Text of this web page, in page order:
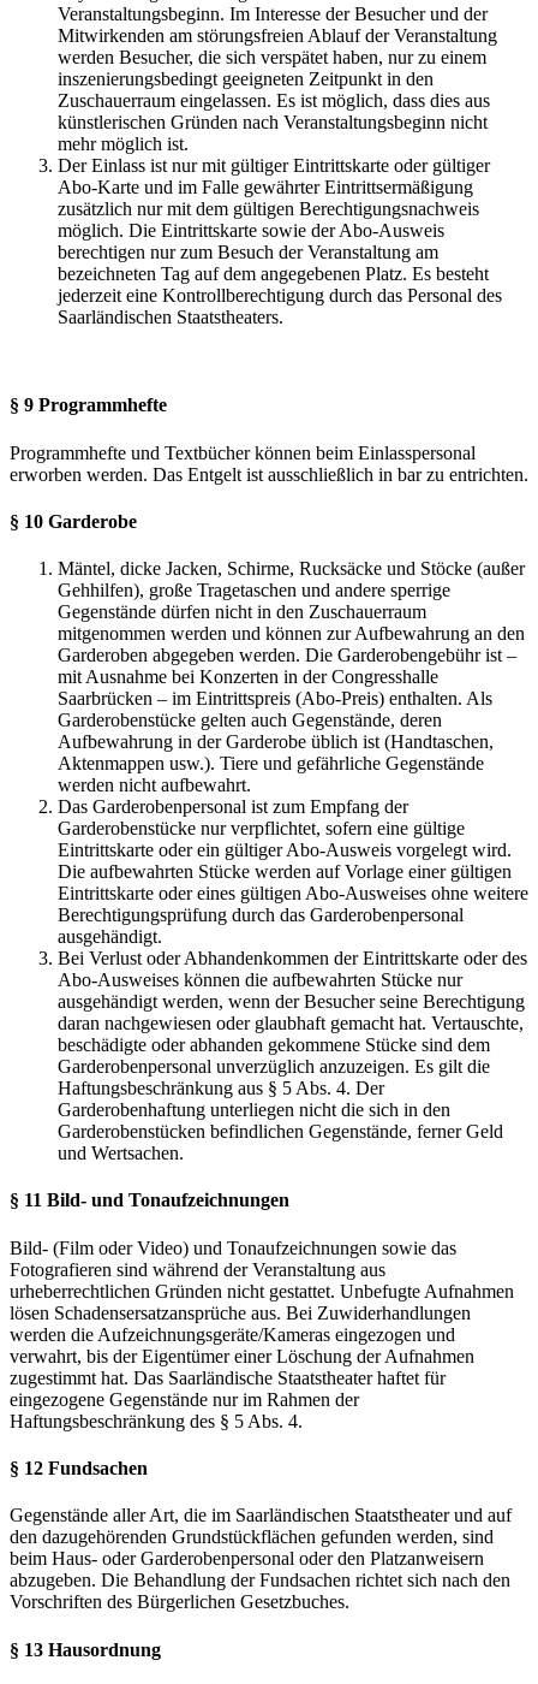
Veranstaltungsbeginn. Im Interesse der Besucher und der
Mitwirkenden am störungsfreien Ablauf der Veranstaltung
werden Besucher, die sich verspätet haben, nur zu einem
inszenierungsbedingt geeigneten Zeitpunkt in den
Zuschauerraum eingelassen. Es ist möglich, dass dies aus
künstlerischen Gründen nach Veranstaltungsbeginn nicht
mehr möglich ist.
Der Einlass ist nur mit gültiger Eintrittskarte oder gültiger
Abo-Karte und im Falle gewährter Eintrittsermäßigung
zusätzlich nur mit dem gültigen Berechtigungsnachweis
möglich. Die Eintrittskarte sowie der Abo-Ausweis
berechtigen nur zum Besuch der Veranstaltung am
bezeichneten Tag auf dem angegebenen Platz. Es besteht
jederzeit eine Kontrollberechtigung durch das Personal des
Saarländischen Staatstheaters.
§ 9 Programmhefte
Programmhefte und Textbücher können beim Einlasspersonal
erworben werden. Das Entgelt ist ausschließlich in bar zu entrichten.
§ 10 Garderobe
Mäntel, dicke Jacken, Schirme, Rucksäcke und Stöcke (außer
Gehhilfen), große Tragetaschen und andere sperrige
Gegenstände dürfen nicht in den Zuschauerraum
mitgenommen werden und können zur Aufbewahrung an den
Garderoben abgegeben werden. Die Garderobengebühr ist –
mit Ausnahme bei Konzerten in der Congresshalle
Saarbrücken – im Eintrittspreis (Abo-Preis) enthalten. Als
Garderobenstücke gelten auch Gegenstände, deren
Aufbewahrung in der Garderobe üblich ist (Handtaschen,
Aktenmappen usw.). Tiere und gefährliche Gegenstände
werden nicht aufbewahrt.
Das Garderobenpersonal ist zum Empfang der
Garderobenstücke nur verpflichtet, sofern eine gültige
Eintrittskarte oder ein gültiger Abo-Ausweis vorgelegt wird.
Die aufbewahrten Stücke werden auf Vorlage einer gültigen
Eintrittskarte oder eines gültigen Abo-Ausweises ohne weitere
Berechtigungsprüfung durch das Garderobenpersonal
ausgehändigt.
Bei Verlust oder Abhandenkommen der Eintrittskarte oder des
Abo-Ausweises können die aufbewahrten Stücke nur
ausgehändigt werden, wenn der Besucher seine Berechtigung
daran nachgewiesen oder glaubhaft gemacht hat. Vertauschte,
beschädigte oder abhanden gekommene Stücke sind dem
Garderobenpersonal unverzüglich anzuzeigen. Es gilt die
Haftungsbeschränkung aus § 5 Abs. 4. Der
Garderobenhaftung unterliegen nicht die sich in den
Garderobenstücken befindlichen Gegenstände, ferner Geld
und Wertsachen.
§ 11 Bild- und Tonaufzeichnungen
Bild- (Film oder Video) und Tonaufzeichnungen sowie das
Fotografieren sind während der Veranstaltung aus
urheberrechtlichen Gründen nicht gestattet. Unbefugte Aufnahmen
lösen Schadensersatzansprüche aus. Bei Zuwiderhandlungen
werden die Aufzeichnungsgeräte/Kameras eingezogen und
verwahrt, bis der Eigentümer einer Löschung der Aufnahmen
zugestimmt hat. Das Saarländische Staatstheater haftet für
eingezogene Gegenstände nur im Rahmen der
Haftungsbeschränkung des § 5 Abs. 4.
§ 12 Fundsachen
Gegenstände aller Art, die im Saarländischen Staatstheater und auf
den dazugehörenden Grundstückflächen gefunden werden, sind
beim Haus- oder Garderobenpersonal oder den Platzanweisern
abzugeben. Die Behandlung der Fundsachen richtet sich nach den
Vorschriften des Bürgerlichen Gesetzbuches.
§ 13 Hausordnung